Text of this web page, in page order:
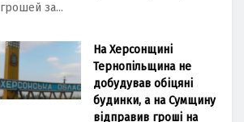
грошей за...
На Херсонщині
Тернопільщина не
добудував обіцяні
будинки, а на Сумщину
відправив гроші на